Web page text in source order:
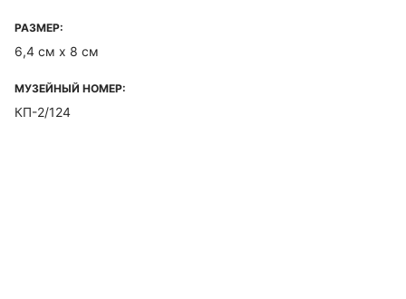
РАЗМЕР:
6,4 см х 8 см
МУЗЕЙНЫЙ НОМЕР:
КП-2/124